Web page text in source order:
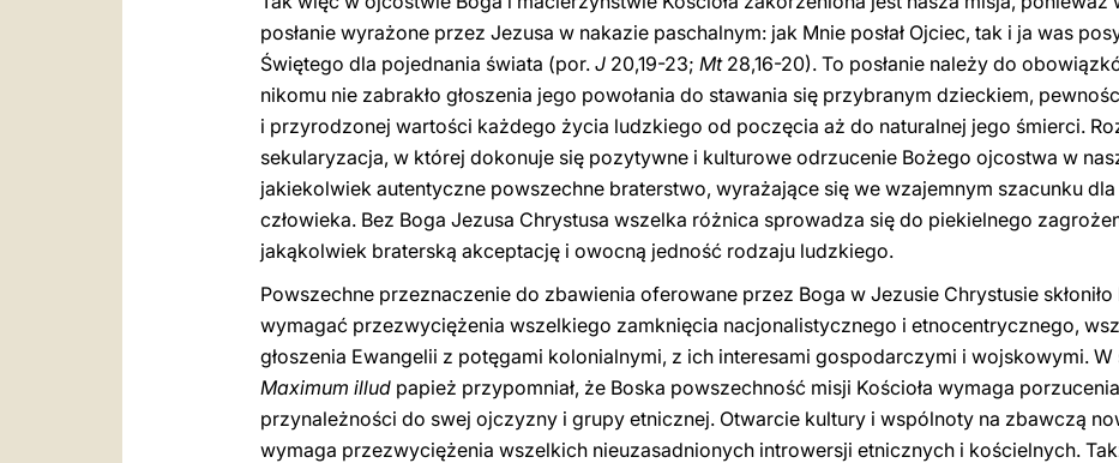
posłanie wyrażone przez Jezusa w nakazie paschalnym: jak Mnie posłał Ojciec, tak i ja was
Świętego dla pojednania świata (por. J 20,19-23; Mt28,16-20). To posłanie należy do
nikomu nie zabrakło głoszenia jego powołania do stawania się przybranym dzieckiem,
i przyrodzonej wartości każdego życia ludzkiego od poczęcia aż do naturalnej jego śmierci.
sekularyzacja, w której dokonuje się pozytywne i kulturowe odrzucenie Bożego ojcostwa w
jakiekolwiek autentyczne powszechne braterstwo, wyrażające się we wzajemnym szacunku
człowieka. Bez Boga Jezusa Chrystusa wszelka różnica sprowadza się do piekielnego
jakąkolwiek braterską akceptację i owocną jedność rodzaju ludzkiego.
Powszechne przeznaczenie do zbawienia oferowane przez Boga w Jezusie Chrystusie skłoniło
wymagać przezwyciężenia wszelkiego zamknięcia nacjonalistycznego i etnocentrycznego,
głoszenia Ewangelii z potęgami kolonialnymi, z ich interesami gospodarczymi i wojskowymi.
Maximum illud papież przypomniał, że Boska powszechność misji Kościoła wymaga
przynależności do swej ojczyzny i grupy etnicznej. Otwarcie kultury i wspólnoty na zbawczą
wymaga przezwyciężenia wszelkich nieuzasadnionych introwersji etnicznych i kościelnych.